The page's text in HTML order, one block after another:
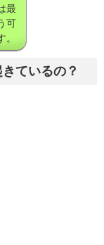
最
可
ているの？